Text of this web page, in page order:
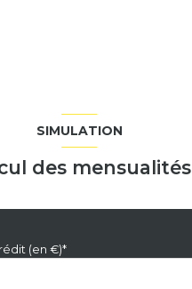
SIMULATION
des mensualités
(en €)*